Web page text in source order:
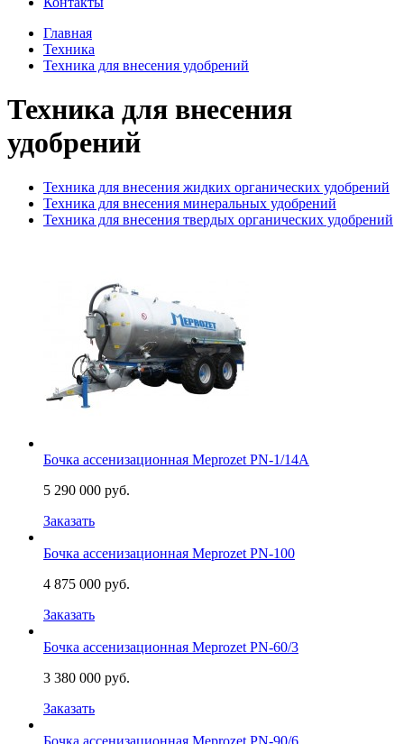
Главная
Техника
Техника для внесения удобрений
Техника для внесения
удобрений
Техника для внесения жидких органических удобрений
Техника для внесения минеральных удобрений
Техника для внесения твердых органических удобрений
Бочка ассенизационная Meprozet PN-1/14А
5 290 000 руб.
Заказать
Бочка ассенизационная Meprozet PN-100
4 875 000 руб.
Заказать
Бочка ассенизационная Meprozet PN-60/3
3 380 000 руб.
Заказать
Бочка ассенизационная Meprozet PN-90/6